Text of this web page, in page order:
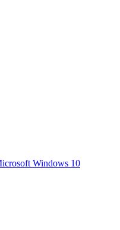
Windows 10